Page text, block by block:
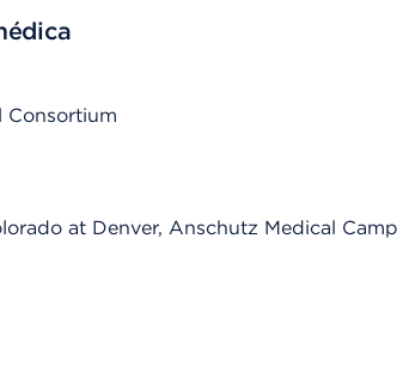
Consortium
at Denver, Anschutz Medical